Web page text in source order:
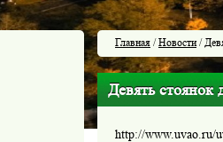
Главная /Новости/
Девять стоянок
http://www.uvao.ru/